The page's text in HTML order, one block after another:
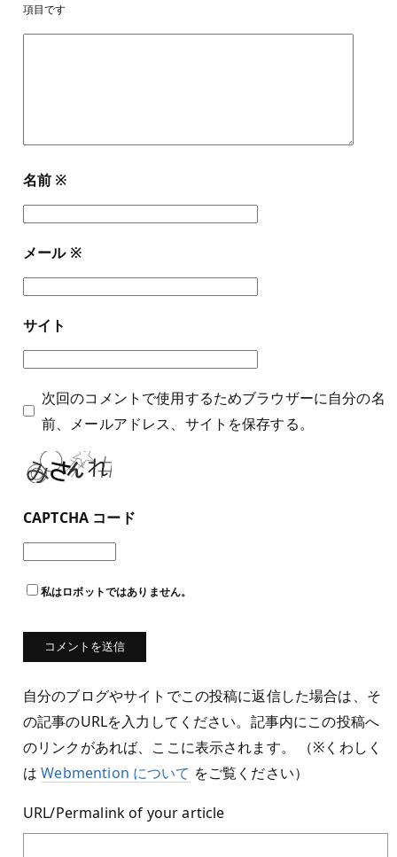
項目です
名前 ※
メール ※
サイト
次回のコメントで使用するためブラウザーに自分の名
前、メールアドレス、サイトを保存する。
CAPTCHA コード
私はロボットではありません。
自分のブログやサイトでこの投稿に返信した場合は、そ
の記事のURLを入力してください。記事内にこの投稿へ
のリンクがあれば、ここに表示されます。 （※くわしく
はWebmention について をご覧ください）
URL/Permalink of your article